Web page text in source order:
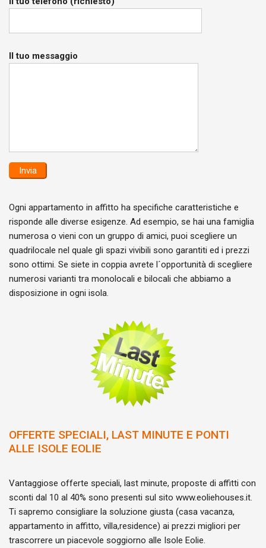
Il tuo messaggio
Ogni appartamento in affitto ha specifiche caratteristiche e
risponde alle diverse esigenze. Ad esempio, se hai una famiglia
numerosa o vieni con un gruppo di amici, puoi scegliere un
quadrilocale nel quale gli spazi vivibili sono garantiti ed i prezzi
sono ottimi. Se siete in coppia avrete l´opportunità di scegliere
numerosi varianti tra monolocali e bilocali che abbiamo a
disposizione in ogni isola.
OFFERTE SPECIALI, LAST MINUTE E PONTI
ALLE ISOLE EOLIE
Vantaggiose offerte speciali, last minute, proposte di affitti con
sconti dal 10 al 40% sono presenti sul sito www.eoliehouses.it.
Ti sapremo consigliare la soluzione giusta (casa vacanza,
appartamento in affitto, villa,residence) ai prezzi migliori per
trascorrere un piacevole soggiorno alle Isole Eolie.